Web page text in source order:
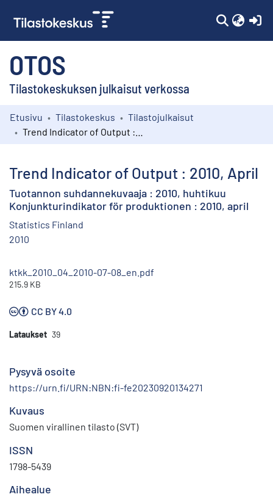
OTOS
Tilastokeskuksen julkaisut verkossa
Kokoelmat
Etusivu Tilastokeskus
Tilastojulkaisut
Trend Indicator of Output : 2010, April
Tuotannon suhdannekuvaaja : 2010, huhtikuu
Konjunkturindikator för produktionen : 2010, april
Statistics Finland
2010
ktkk_2010_04_2010-07-08_en.pdf
215.9 KB
CC BY 4.0
Lataukset 39
Pysyvä osoite
https://urn.fi/URN:NBN:fi-fe20230920134271
Kuvaus
Suomen virallinen tilasto (SVT)
ISSN
1798-5439
Aihealue